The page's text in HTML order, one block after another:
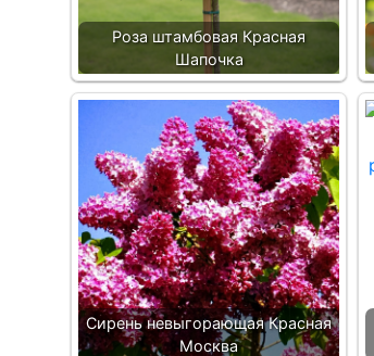
Роза штамбовая Красная
Шапочка
Сирень невыгорающая Красная
Москва